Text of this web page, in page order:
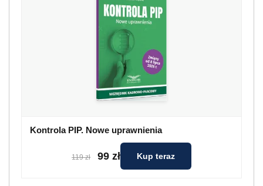
Kontrola PIP. Nowe uprawnienia
119 zł 99 zł Kup teraz